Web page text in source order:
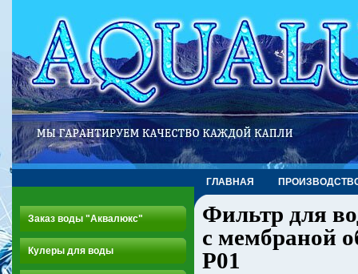
ГЛАВНАЯ
Заказ воды "Аквалюкс"
Кулеры для воды
Фильтр для
с мембраной
P01